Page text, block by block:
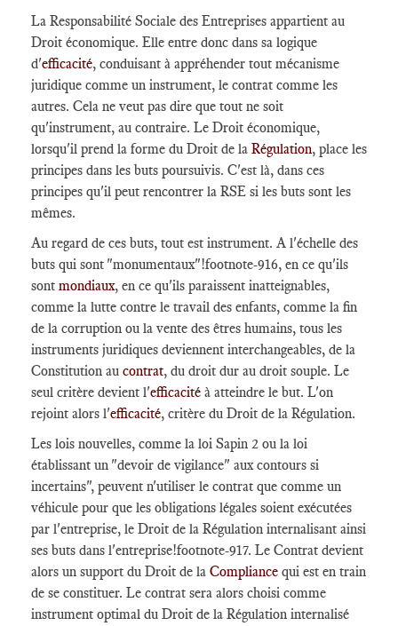
La Responsabilité Sociale des Entreprises appartient au
Droit économique. Elle entre donc dans sa logique
d'efficacité, conduisant à appréhender tout mécanisme
juridique comme un instrument, le contrat comme les
autres. Cela ne veut pas dire que tout ne soit
qu'instrument, au contraire. Le Droit économique,
lorsqu'il prend la forme du Droit de la Régulation, place les
principes dans les buts poursuivis. C'est là, dans ces
principes qu'il peut rencontrer la RSE si les buts sont les
mêmes.
Au regard de ces buts, tout est instrument. A l'échelle des
buts qui sont "monumentaux"!footnote-916, en ce qu'ils
sont mondiaux, en ce qu'ils paraissent inatteignables,
comme la lutte contre le travail des enfants, comme la fin
de la corruption ou la vente des êtres humains, tous les
instruments juridiques deviennent interchangeables, de la
Constitution au contrat, du droit dur au droit souple. Le
seul critère devient l'efficacité à atteindre le but. L'on
rejoint alors l'efficacité, critère du Droit de la Régulation.
Les lois nouvelles, comme la loi Sapin 2 ou la loi
établissant un "devoir de vigilance" aux contours si
incertains", peuvent n'utiliser le contrat que comme un
véhicule pour que les obligations légales soient exécutées
par l'entreprise, le Droit de la Régulation internalisant ainsi
ses buts dans l'entreprise!footnote-917. Le Contrat devient
alors un support du Droit de la Compliance qui est en train
de se constituer. Le contrat sera alors choisi comme
instrument optimal du Droit de la Régulation internalisé